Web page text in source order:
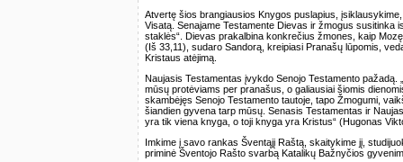
Atvertę šios brangiausios Knygos puslapius,
Visatą. Senajame Testamente Dievas ir žmogus susitinka
staklės“. Dievas prakalbina konkrečius žmones, kaip
(Iš 33,11), sudaro Sandorą, kreipiasi Pranašų lūpomis,
Kristaus atėjimą.
Naujasis Testamentas įvykdo Senojo Testamento
mūsų protėviams per pranašus, o galiausiai šiomis
skambėjęs Senojo Testamento tautoje, tapo Žmogumi,
šiandien gyvena tarp mūsų. Senasis Testamentas ir
yra tik viena knyga, o toji knyga yra Kristus“ (Hugonas
Imkime į savo rankas Šventąjį Raštą, skaitykime jį,
priminė Šventojo Rašto svarbą Katalikų Bažnyčios